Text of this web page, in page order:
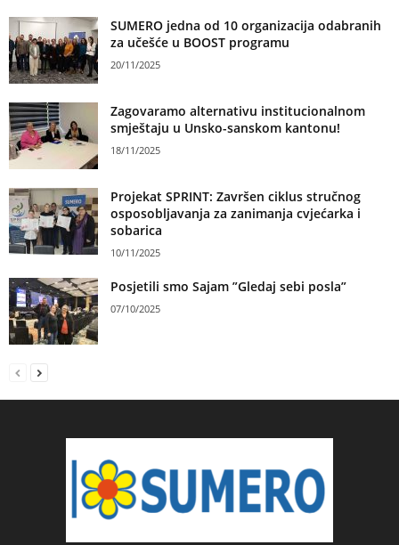
SUMERO jedna od 10 organizacija odabranih
za učešće u BOOST programu
20/11/2025
Zagovaramo alternativu institucionalnom
smještaju u Unsko-sanskom kantonu!
18/11/2025
Projekat SPRINT: Završen ciklus stručnog
osposobljavanja za zanimanja cvjećarka i
sobarica
10/11/2025
Posjetili smo Sajam ”Gledaj sebi posla”
07/10/2025